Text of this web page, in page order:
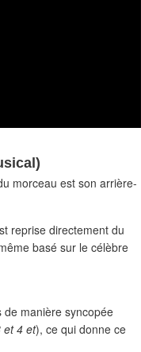
morceau est son arrière-
reprise directement du
basé sur le célèbre
de manière syncopée
et 4 et), ce qui donne ce